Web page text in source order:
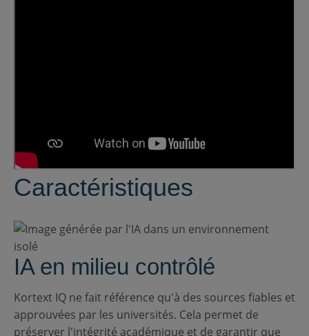
Caractéristiques
IA en milieu contrôlé
Kortext IQ ne fait référence qu'à des sources fiables et
approuvées par les universités. Cela permet de
préserver l'intégrité académique et de garantir que